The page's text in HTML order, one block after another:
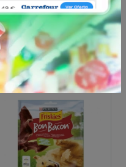
Pienso de pollo y
verduras para perro
adulto pu...
desde36.1 €